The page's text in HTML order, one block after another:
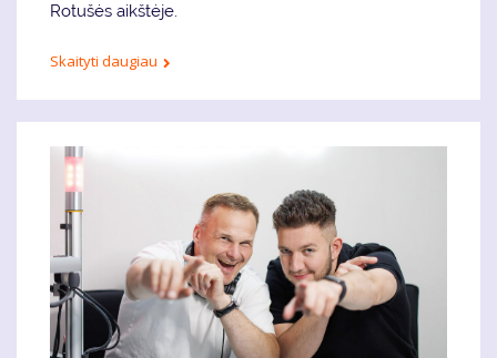
Rotušės aikštėje.
Skaityti daugiau